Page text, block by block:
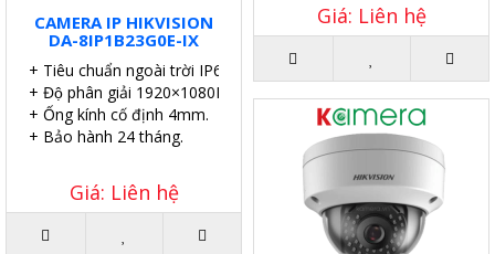
CAMERA IP HIKVISION
DA-8IP1B23G0E-IX
+ Tiêu chuẩn ngoài trời IP67.
+ Độ phân giải 1920×1080P.
+ Ống kính cố định 4mm.
+ Bảo hành 24 tháng.
Giá: Liên hệ
Giá: Liên hệ